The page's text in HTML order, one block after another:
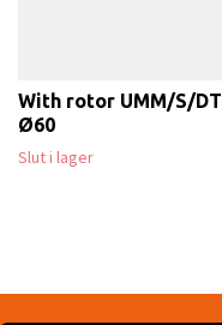
With rotor UMM/S/
Ø60
Slut i lager